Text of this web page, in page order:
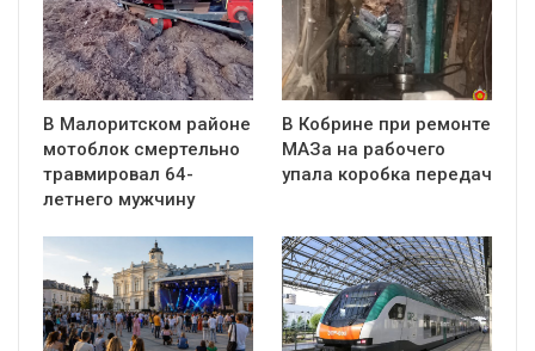
В Малоритском районе
мотоблок смертельно
травмировал 64-
летнего мужчину
В Кобрине при ремонте
МАЗа на рабочего
упала коробка передач